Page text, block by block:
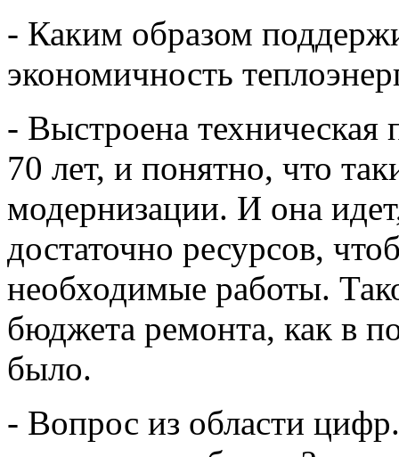
- Каким образом
экономичность
- Выстроена
70 лет, и понятно, что
модернизации. И она
достаточно ресурсов,
необходимые работы.
бюджета ремонта, как в
было.
- Вопрос из области